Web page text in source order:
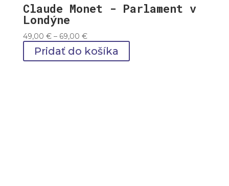
Claude Monet - Parlament v
Londýne
49,00 € – 69,00 €Price
range:
49,00 €
Pridať do košíka